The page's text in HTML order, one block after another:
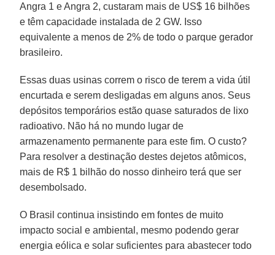
Angra 1 e Angra 2, custaram mais de US$ 16 bilhões
e têm capacidade instalada de 2 GW. Isso
equivalente a menos de 2% de todo o parque gerador
brasileiro.
Essas duas usinas correm o risco de terem a vida útil
encurtada e serem desligadas em alguns anos. Seus
depósitos temporários estão quase saturados de lixo
radioativo. Não há no mundo lugar de
armazenamento permanente para este fim. O custo?
Para resolver a destinação destes dejetos atômicos,
mais de R$ 1 bilhão do nosso dinheiro terá que ser
desembolsado.
O Brasil continua insistindo em fontes de muito
impacto social e ambiental, mesmo podendo gerar
energia eólica e solar suficientes para abastecer todo